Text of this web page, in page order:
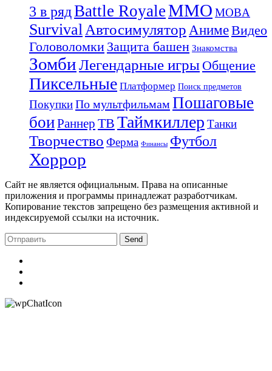
3 в рядBattle RoyaleMMO MOBA
Survival Автосимулятор АнимеВидео
Головоломки Защита башен Знакомства
ЗомбиЛегендарные игры Общение
Пиксельные Платформер Поиск предметов
ПокупкиПо мультфильмам Пошаговые
боиРаннер ТВ Таймкиллер Танки
Творчество Ферма Финансы Футбол
Хоррор
Сайт не является официальным. Права на описанные
приложения и программы принадлежат разработчикам.
Копирование текстов запрещено без размещения активной и
индексируемой ссылки на источник.
Send